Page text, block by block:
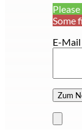
Some
E-Mail